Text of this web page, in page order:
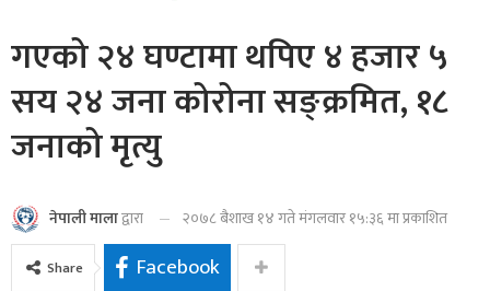
गएको २४ घण्टामा थपिए ४ हजार ५
सय २४ जना कोरोना सङ्क्रमित, १८
जनाको मृत्यु
नेपाली मालाद्वारा २०७८ बैशाख १४ गते मंगलवार १५:३६ मा प्रकाशित
Share Facebook